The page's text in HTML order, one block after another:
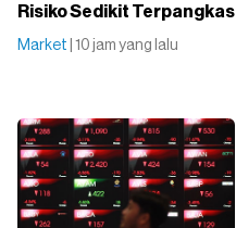
Risiko Sedikit Terpangkas
Market | 10 jam yang lalu